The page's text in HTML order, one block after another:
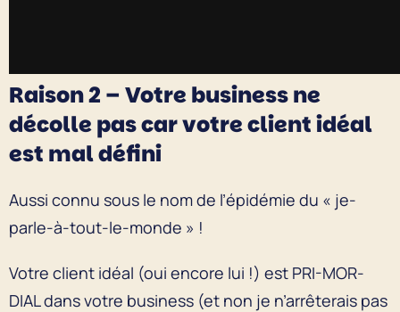
Raison 2 – Votre business ne
décolle pas car votre client idéal
est mal défini
Aussi connu sous le nom de l’épidémie du « je-
parle-à-tout-le-monde » !
Votre client idéal (oui encore lui !) est PRI-MOR-
DIAL dans votre business (et non je n’arrêterais pas